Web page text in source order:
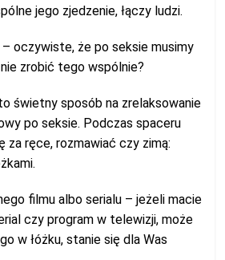
jego zjedzenie, łączy ludzi.
oczywiste, że po seksie musimy
zrobić tego wspólnie?
świetny sposób na zrelaksowanie
po seksie. Podczas spaceru
za ręce, rozmawiać czy zimą:
filmu albo serialu – jeżeli macie
czy program w telewizji, może
w łóżku, stanie się dla Was